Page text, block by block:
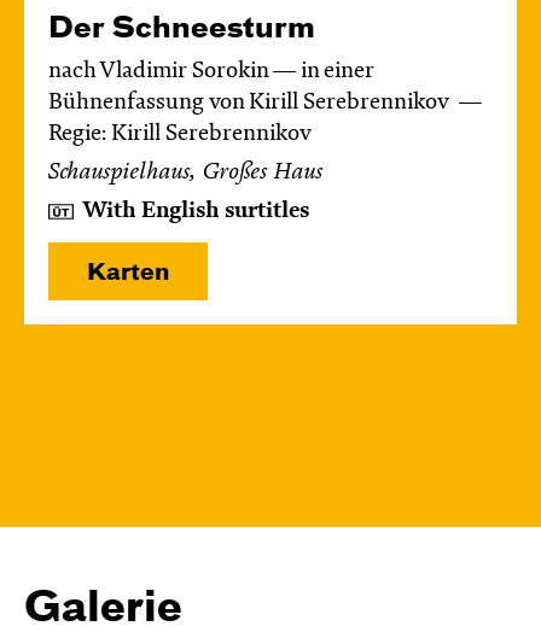
Der Schnee­sturm
nach Vladimir Sorokin — in einer
Bühnenfassung von Kirill Serebrennikov
Regie: Kirill Serebrennikov
Schauspielhaus, Großes Haus
With English surtitles
Karten
Galerie